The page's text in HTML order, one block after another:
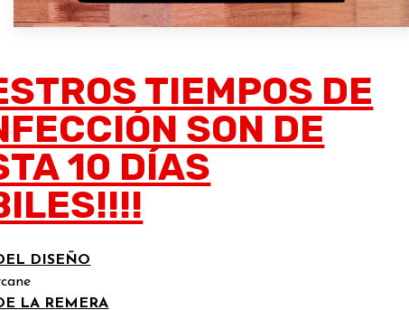
TIEMPOS DE
SON DE
10 DÍAS
DISEÑO
LA REMERA